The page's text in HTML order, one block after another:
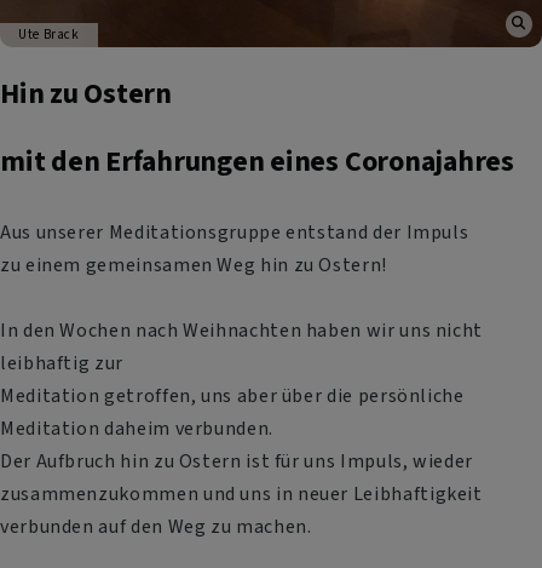
Ute Brack
Hin zu Ostern
mit den Erfahrungen eines Coronajahres
Aus unserer Meditationsgruppe entstand der Impuls
zu einem gemeinsamen Weg hin zu Ostern!
In den Wochen nach Weihnachten haben wir uns nicht
leibhaftig zur
Meditation getroffen, uns aber über die persönliche
Meditation daheim verbunden.
Der Aufbruch hin zu Ostern ist für uns Impuls, wieder
zusammenzukommen und uns in neuer Leibhaftigkeit
verbunden auf den Weg zu machen.